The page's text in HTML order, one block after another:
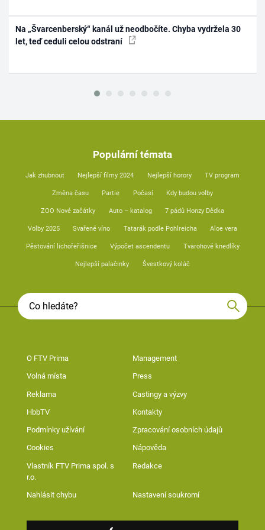
Na „Švarcenberský“ kanál už neodbočíte. Chyba vydržela 30
let, teď ceduli celou odstraní
Populární témata
Jak zhubnout Nejlepší filmy 2024 Nejlepší horory TV program
Změna času Partie Počasí Kdy budou volby
ZOO Nové začátky Auto – katalog 7 pádů Honzy Dědka
Volby 2025 Svařené víno Tatarák podle Pohlreicha Aloe vera
Pěstování lichořeřišnice Výpočet ascendentu Tvarohové knedlíky
Nejlepší palačinky Švestkový koláč
O FTV Prima Management
Volná místa Press
Reklama Castingy a výzvy
HbbTV Kontakty
Podmínky užívání Zpracování osobních údajů
Cookies Nápověda
Vlastník FTV Prima spol. s
r.o.
Redakce
Nahlásit chybu Nastavení soukromí